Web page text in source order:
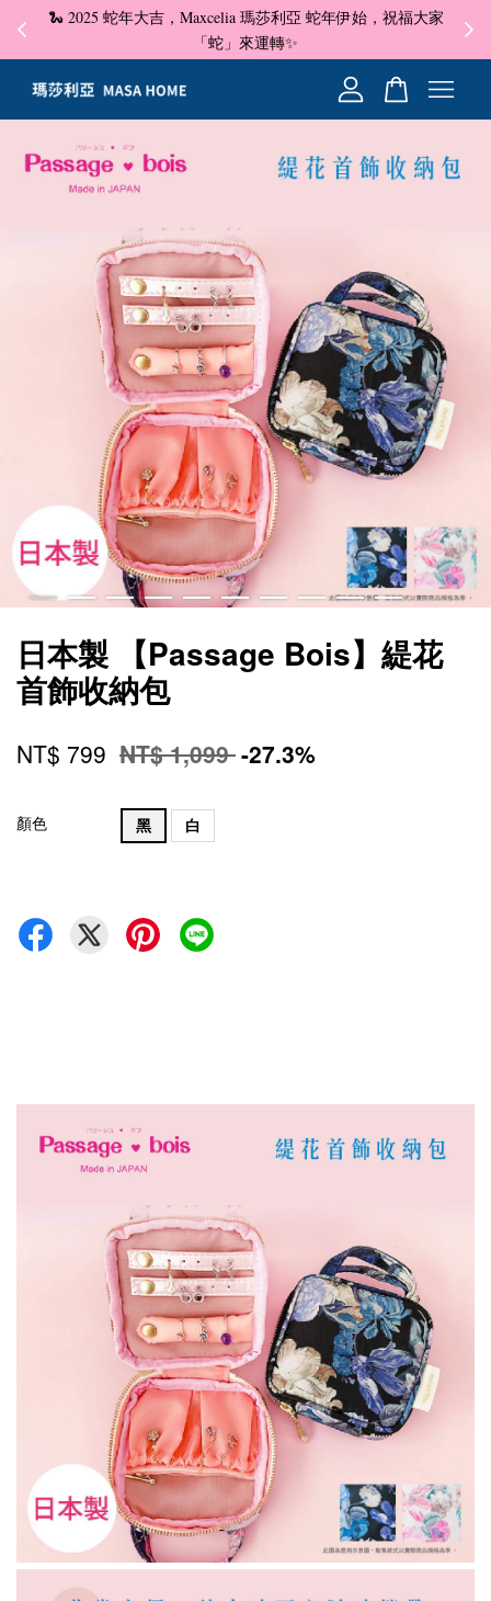
🐍 2025 蛇年大吉，Maxcelia 瑪莎利亞 蛇年伊始，祝福大家
「蛇」來運轉✨
✦
日本製 【Passage Bois】緹花
首飾收納包
NT$ 799 NT$ 1,099-27.3%
顏色 黑 白
您的購物車目前還是空的。